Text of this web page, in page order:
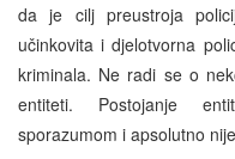
da je cilj preustroja
učinkovita i djelotvorna
kriminala. Ne radi se o
entiteti. Postojanje
sporazumom i apsolutno